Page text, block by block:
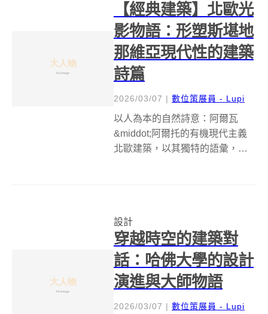
民政府展...
【經典建築】北歐光
影物語：形塑斯堪地
那維亞現代性的建築
詩篇
2026/03/07 | 數位策展員 - Lupi
以人為本的自然詩意：阿爾瓦
&middot;阿爾托的有機現代主義
北歐建築，以其獨特的語彙，在
體察。芬蘭建築大師阿爾瓦
&middo...
設計
穿越時空的建築對
話：哈佛大學的設計
演進與大師物語
2026/03/07 | 數位策展員 - Lupi